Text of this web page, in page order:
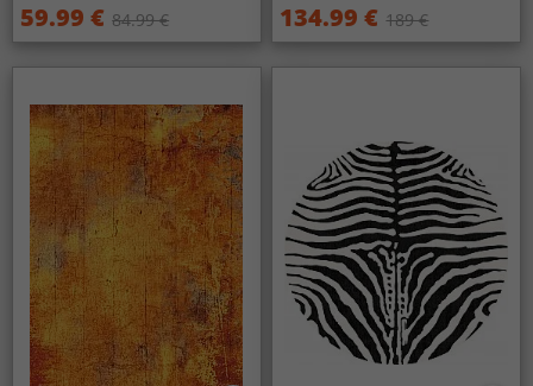
59.99 € 84.99 € 134.99 € 189 €